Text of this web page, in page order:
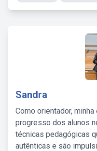
Sandra
Como orientador,
progresso dos alunos
técnicas pedagógicas
autênticas e são